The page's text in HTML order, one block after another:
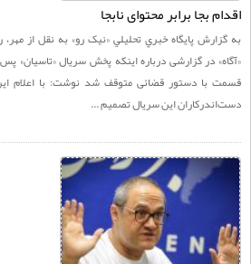
بجا برابر محتوای نابجا
پايگاه خبري تحليلي «نيک رو» به نقل از مهر، روزنامه
در گزارشی درباره اینکه پخش سریال «تاسیان» پس از سه
با دستور قضائی متوقف شد نوشت: با اعلام این خبر،
این سریال تصمیم ...